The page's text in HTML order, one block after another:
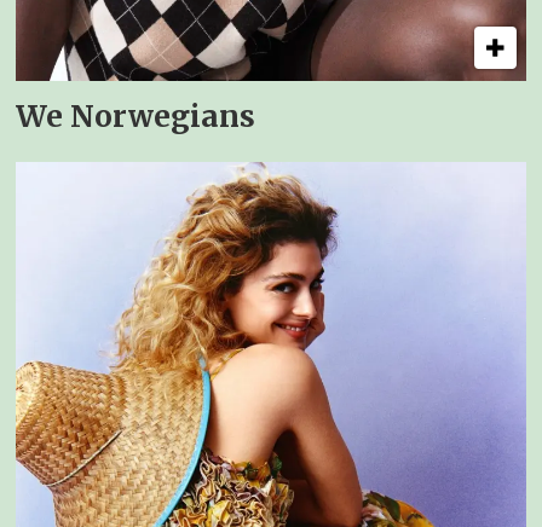
We Norwegians